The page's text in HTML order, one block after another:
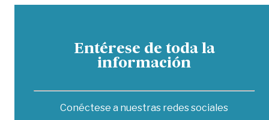
Entérese de toda la
información
Conéctese a nuestras redes sociales